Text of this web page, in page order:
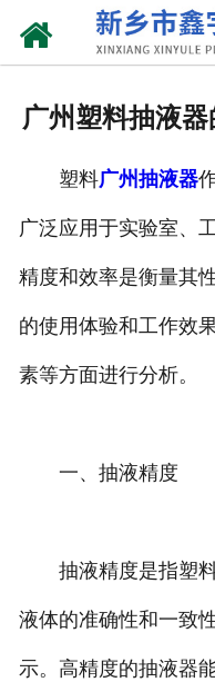
广州塑料抽液
塑料广州抽液器
广泛应用于实验室、
精度和效率是衡量其
的使用体验和工作效
素等方面进行分析。
一、抽液精度
抽液精度是指塑
液体的准确性和一致
示。高精度的抽液器